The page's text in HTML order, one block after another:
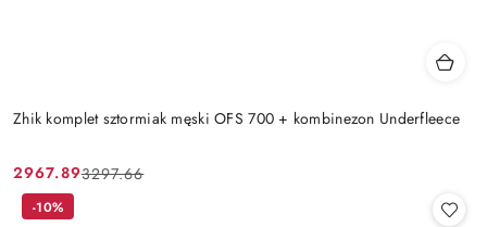
Zhik komplet sztormiak męski OFS 700 + kombinezon Underfleece
Cena
promocyjna:
2967.89
Cena
przed
3297.66
-10%